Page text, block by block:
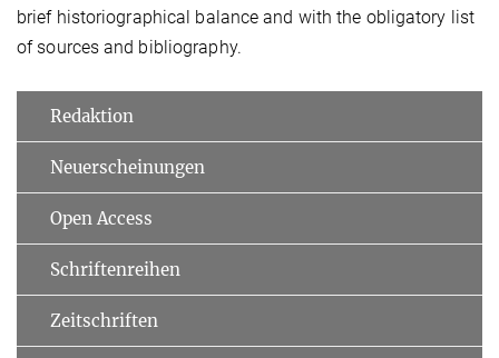
brief historiographical balance and with the obligatory list
of sources and bibliography.
Redaktion
Neuerscheinungen
Open Access
Schriftenreihen
Zeitschriften